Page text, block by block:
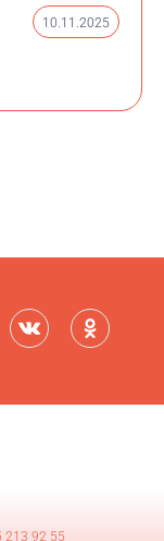
10.11.2025
213 92 55